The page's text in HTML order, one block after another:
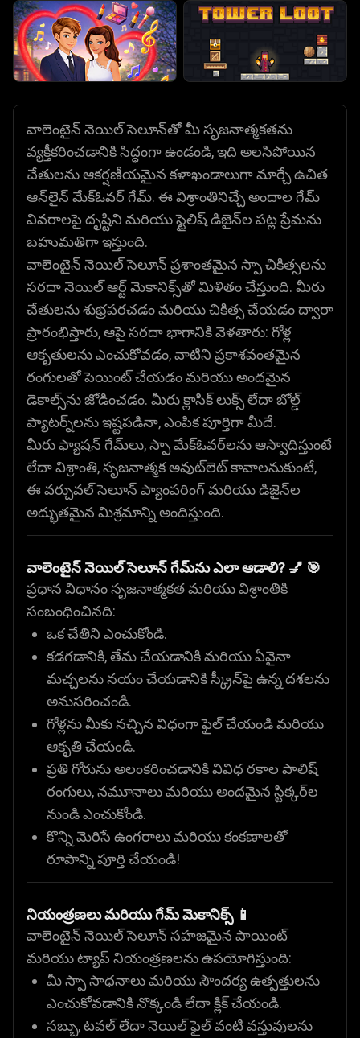
వాలెంటైన్ నెయిల్ సెలూన్‌తో మీ సృజనాత్మకతను
వ్యక్తీకరించడానికి సిద్ధంగా ఉండండి, ఇది అలసిపోయిన
చేతులను ఆకర్షణీయమైన కళాఖండాలుగా మార్చే ఉచిత
ఆన్‌లైన్ మేక్ఓవర్ గేమ్. ఈ విశ్రాంతినిచ్చే అందాల గేమ్
వివరాలపై దృష్టిని మరియు స్టైలిష్ డిజైన్‌ల పట్ల ప్రేమను
బహుమతిగా ఇస్తుంది.
వాలెంటైన్ నెయిల్ సెలూన్ ప్రశాంతమైన స్పా చికిత్సలను
సరదా నెయిల్ ఆర్ట్ మెకానిక్స్‌తో మిళితం చేస్తుంది. మీరు
చేతులను శుభ్రపరచడం మరియు చికిత్స చేయడం ద్వారా
ప్రారంభిస్తారు, ఆపై సరదా భాగానికి వెళతారు: గోళ్ల
ఆకృతులను ఎంచుకోవడం, వాటిని ప్రకాశవంతమైన
రంగులతో పెయింట్ చేయడం మరియు అందమైన
డెకాల్స్‌ను జోడించడం. మీరు క్లాసిక్ లుక్స్ లేదా బోల్డ్
ప్యాటర్న్‌లను ఇష్టపడినా, ఎంపిక పూర్తిగా మీదే.
మీరు ఫ్యాషన్ గేమ్‌లు, స్పా మేక్‌ఓవర్‌లను ఆస్వాదిస్తుంటే
లేదా విశ్రాంతి, సృజనాత్మక అవుట్‌లెట్ కావాలనుకుంటే,
ఈ వర్చువల్ సెలూన్ ప్యాంపరింగ్ మరియు డిజైన్‌ల
అద్భుతమైన మిశ్రమాన్ని అందిస్తుంది.
వాలెంటైన్ నెయిల్ సెలూన్ గేమ్‌ను ఎలా ఆడాలి? 💅 🎯
ప్రధాన విధానం సృజనాత్మకత మరియు విశ్రాంతికి
సంబంధించినది:
ఒక చేతిని ఎంచుకోండి.
కడగడానికి, తేమ చేయడానికి మరియు ఏవైనా
మచ్చలను నయం చేయడానికి స్క్రీన్‌పై ఉన్న దశలను
అనుసరించండి.
గోళ్లను మీకు నచ్చిన విధంగా ఫైల్ చేయండి మరియు
ఆకృతి చేయండి.
ప్రతి గోరును అలంకరించడానికి వివిధ రకాల పాలిష్
రంగులు, నమూనాలు మరియు అందమైన స్టిక్కర్‌ల
నుండి ఎంచుకోండి.
కొన్ని మెరిసే ఉంగరాలు మరియు కంకణాలతో
రూపాన్ని పూర్తి చేయండి!
నియంత్రణలు మరియు గేమ్ మెకానిక్స్ 📱
వాలెంటైన్ నెయిల్ సెలూన్ సహజమైన పాయింట్
మరియు ట్యాప్ నియంత్రణలను ఉపయోగిస్తుంది:
మీ స్పా సాధనాలు మరియు సౌందర్య ఉత్పత్తులను
ఎంచుకోవడానికి నొక్కండి లేదా క్లిక్ చేయండి.
సబ్బు, టవల్ లేదా నెయిల్ ఫైల్ వంటి వస్తువులను